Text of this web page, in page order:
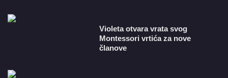
Violeta otvara vrata svog
Montessori vrtića za nove
članove